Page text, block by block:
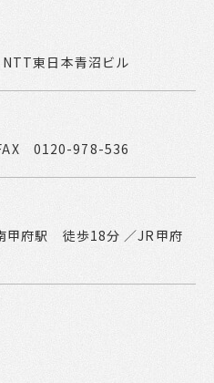
東日本青沼ビル
0120-978-536
甲府駅 徒歩18分 ／JR甲府